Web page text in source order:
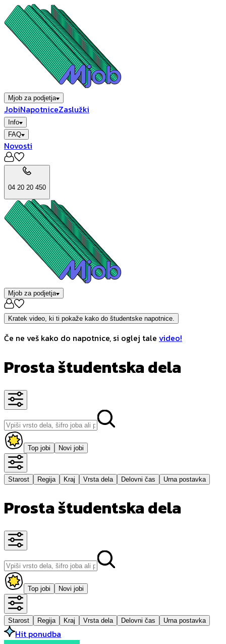
Mjob za podjetja
JobiNapotniceZaslužki
Info
FAQ
Novosti
04 20 20 450
Mjob za podjetja
Kratek video, ki ti pokaže kako do študentske napotnice.
Če ne veš kako do napotnice, si oglej tale video!
Prosta študentska dela
Top jobi Novi jobi
Starost Regija Kraj Vrsta dela Delovni čas Urna postavka
Prosta študentska dela
Top jobi Novi jobi
Starost Regija Kraj Vrsta dela Delovni čas Urna postavka
Hit ponudba